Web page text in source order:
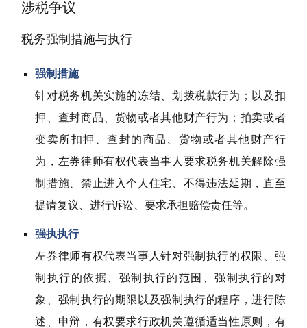
涉税争议
税务强制措施与执行
强制措施
针对税务机关实施的冻结、划拨税款行为；以及扣
押、查封商品、货物或者其他财产行为；拍卖或者
变卖所扣押、查封的商品、货物或者其他财产行
为，左券律师有权代表当事人要求税务机关解除强
制措施、禁止进入个人住宅、不得违法延期，直至
提请复议、进行诉讼、要求承担赔偿责任等。
强执执行
左券律师有权代表当事人针对强制执行的权限、强
制执行的依据、强制执行的范围、强制执行的对
象、强制执行的期限以及强制执行的程序，进行陈
述、申辩，有权要求行政机关遵循适当性原则，有